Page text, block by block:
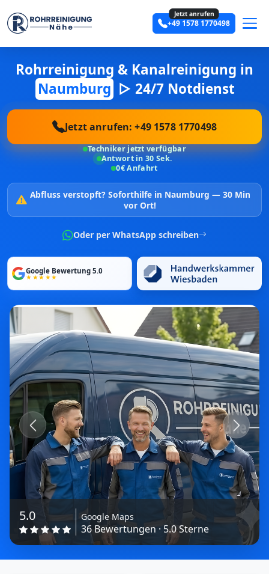
Jetzt anrufen
+49 1578 1770498
Rohrreinigung & Kanalreinigung in
Naumburg ▷ 24/7 Notdienst
Jetzt anrufen: +49 1578 1770498
Techniker jetzt verfügbar
Antwort in 30 Sek.
0€ Anfahrt
Abfluss verstopft?Soforthilfe in Naumburg — 30 Min
vor Ort!
Oder per WhatsApp schreiben
Google Bewertung 5.0
★★★★★
5.0 Google Maps
36 Bewertungen · 5.0 Sterne
Previous Next